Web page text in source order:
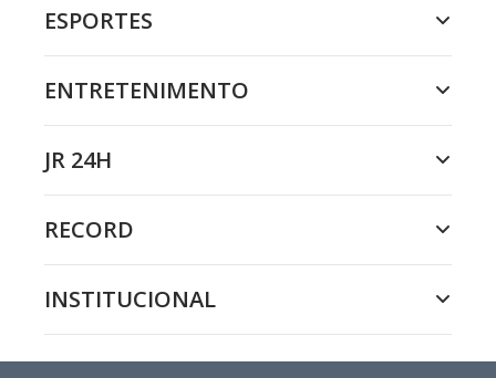
ESPORTES
ENTRETENIMENTO
JR 24H
RECORD
INSTITUCIONAL